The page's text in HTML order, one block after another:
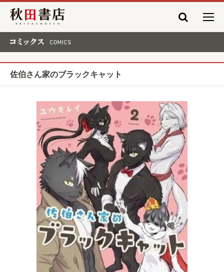
秋田書店
佐伯さん家のブラックキャット